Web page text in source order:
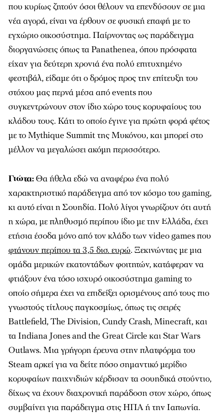
που κυρίως ζητούν όσοι θέλουν να επενδύσουν σε μια
νέα αγορά, είναι να έρθουν σε φυσική επαφή με το
εγχώριο οικοσύστημα. Παίρνοντας ως παράδειγμα
διοργανώσεις όπως τα Panathenea, όπου πρόσφατα
είχαν για δεύτερη χρονιά ένα πολύ επιτυχημένο
φεστιβάλ, είδαμε ότι ο δρόμος προς την επίτευξη του
στόχου μας περνά μέσα από events που
συγκεντρώνουν στον ίδιο χώρο τους κορυφαίους του
κλάδου τους. Κάτι το οποίο έγινε για πρώτη φορά φέτος
με το Mythique Summit της Μυκόνου, και μπορεί στο
μέλλον να μεγαλώσει ακόμη περισσότερο.
Γιώτα:Θα ήθελα εδώ να αναφέρω ένα πολύ
χαρακτηριστικό παράδειγμα από τον κόσμο του gaming,
κι αυτό είναι η Σουηδία. Πολύ λίγοι γνωρίζουν ότι αυτή
η χώρα, με πληθυσμό περίπου ίδιο με την Ελλάδα, έχει
ετήσια έσοδα μόνο από τον κλάδο των video games που
φτάνουν περίπου τα 3,5 δισ. ευρώ. Ξεκινώντας με μια
ομάδα μερικών εκατοντάδων φοιτητών, κατάφεραν να
φτιάξουν ένα τόσο ισχυρό οικοσύστημα gaming το
οποίο σήμερα έχει να επιδείξει ορισμένους από τους πιο
γνωστούς τίτλους παγκοσμίως, όπως τις σειρές
Battlefield, The Division, Cundy Crash, Minecraft, και
τα Indiana Jones and the Great Circle και Star Wars
Outlaws. Μια γρήγορη έρευνα στην πλατφόρμα του
Steam αρκεί για να δείτε πόσο σημαντικό μερίδιο
κορυφαίων παιχνιδιών κέρδισαν τα σουηδικά στούντιο,
δίχως να έχουν διαχρονική παράδοση στον χώρο, όπως
συμβαίνει για παράδειγμα στις ΗΠΑ ή την Ιαπωνία.